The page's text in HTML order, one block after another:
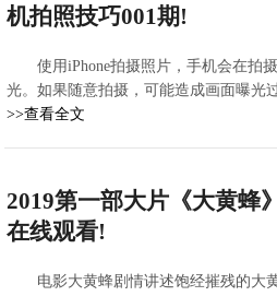
机拍照技巧001期!
使用iPhone拍摄照片，手机会在拍
光。如果随意拍摄，可能造成画面曝光
>>查看全文
2019第一部大片《大黄蜂
在线观看!
电影大黄蜂剧情讲述饱经摧残的大